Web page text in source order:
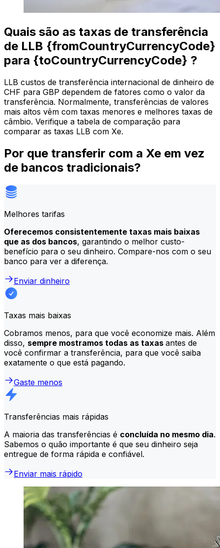
Quais são as taxas de transferência
de LLB {fromCountryCurrencyCode}
para {toCountryCurrencyCode} ?
LLB custos de transferência internacional de dinheiro de
CHF para GBP dependem de fatores como o valor da
transferência. Normalmente, transferências de valores
mais altos vêm com taxas menores e melhores taxas de
câmbio. Verifique a tabela de comparação para
comparar as taxas LLB com Xe.
Por que transferir com a Xe em vez
de bancos tradicionais?
Melhores tarifas
Oferecemos consistentemente taxas mais baixas
que as dos bancos, garantindo o melhor custo-
benefício para o seu dinheiro. Compare-nos com o seu
banco para ver a diferença.
Enviar dinheiro
Taxas mais baixas
Cobramos menos, para que você economize mais. Além
disso, sempre mostramos todas as taxas antes de
você confirmar a transferência, para que você saiba
exatamente o que está pagando.
Gaste menos
Transferências mais rápidas
A maioria das transferências é concluída no mesmo dia.
Sabemos o quão importante é que seu dinheiro seja
entregue de forma rápida e confiável.
Enviar mais rápido